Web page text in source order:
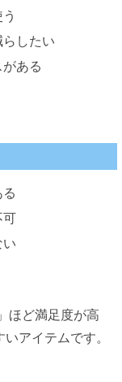
したい
ある
可
い
ほど満足度が高
アイテムです。